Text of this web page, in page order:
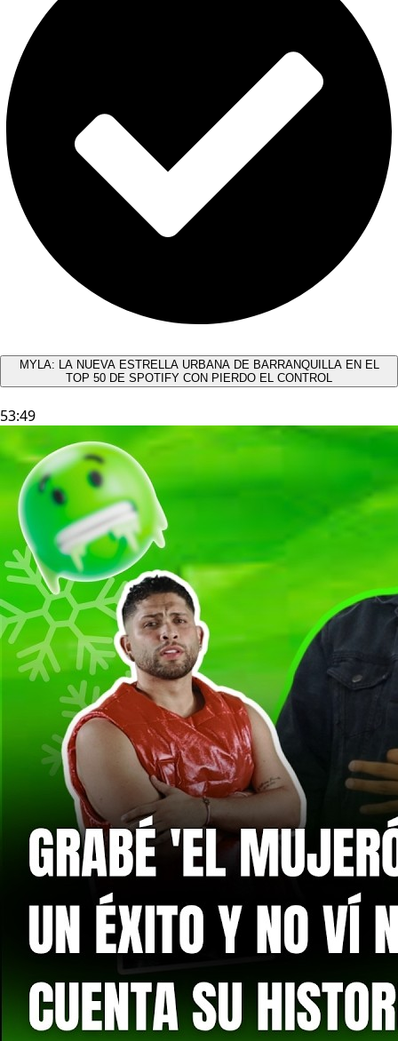
MYLA: LA NUEVA ESTRELLA URBANA DE BARRANQUILLA EN EL
TOP 50 DE SPOTIFY CON PIERDO EL CONTROL
53:49